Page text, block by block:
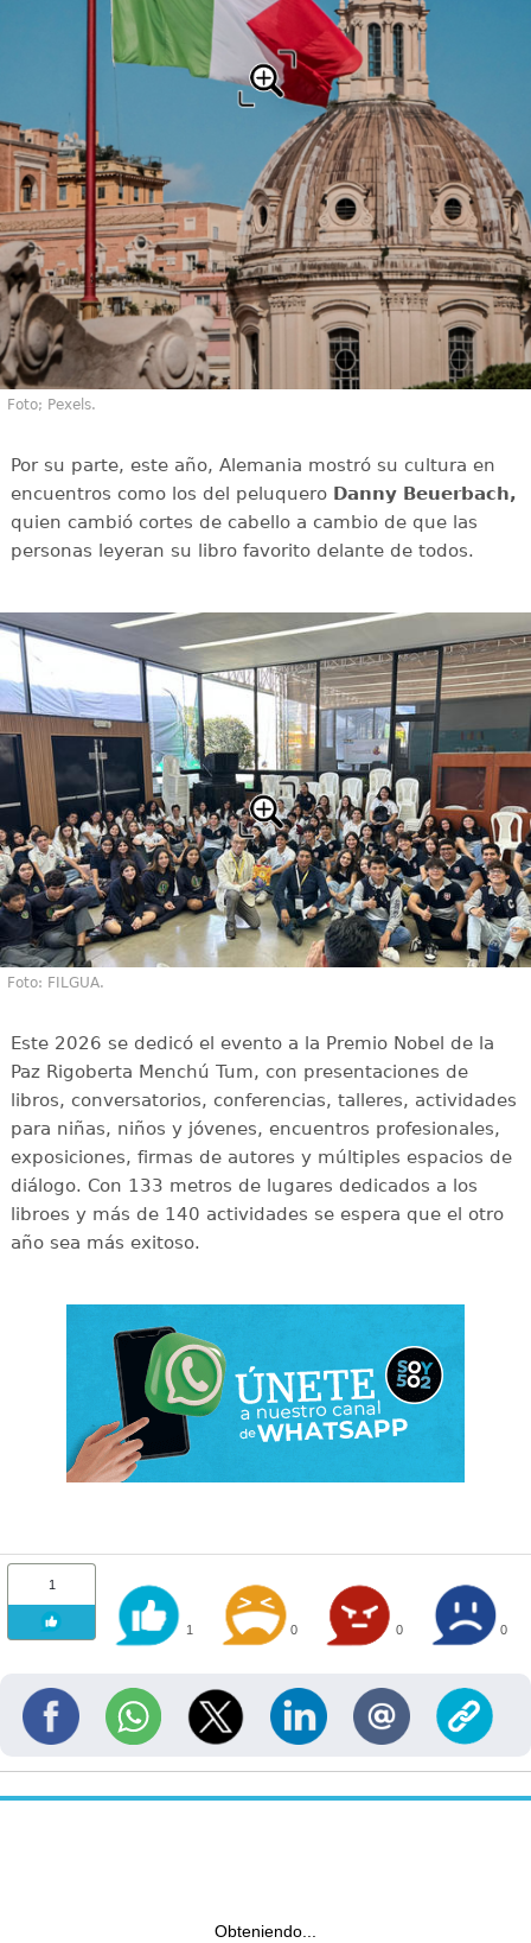
Foto; Pexels.
Por su parte, este año, Alemania mostró su cultura en
encuentros como los del peluquero Danny Beuerbach,
quien cambió cortes de cabello a cambio de que las
personas leyeran su libro favorito delante de todos.
Foto: FILGUA.
Este 2026 se dedicó el evento a la Premio Nobel de la
Paz Rigoberta Menchú Tum, con presentaciones de
libros, conversatorios, conferencias, talleres, actividades
para niñas, niños y jóvenes, encuentros profesionales,
exposiciones, firmas de autores y múltiples espacios de
diálogo. Con 133 metros de lugares dedicados a los
libroes y más de 140 actividades se espera que el otro
año sea más exitoso.
1
1 0 0 0
Obteniendo...